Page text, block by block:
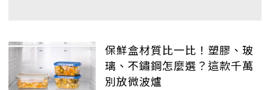
保鮮盒材質比一比！塑膠、玻
璃、不鏽鋼怎麼選？這款千萬
別放微波爐